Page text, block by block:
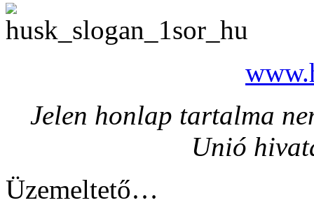
Jelen honlap tartalma
Unió
Üzemeltető…